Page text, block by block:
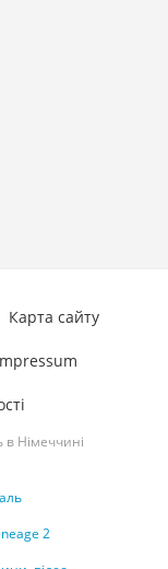
Німеччині
2
Карта сайту